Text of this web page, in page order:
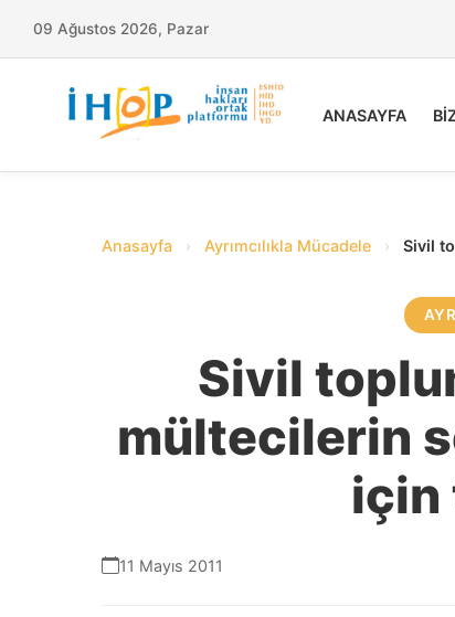
09 Ağustos 2026, Pazar
ANASAYFA
Anasayfa › Ayrımcılıkla Mücadele › Sivil
Sivil
mültecilerin
için
11 Mayıs 2011